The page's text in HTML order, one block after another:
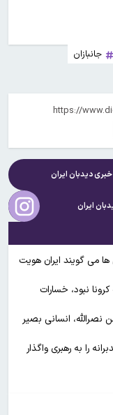
جانبازان
خبریدیدبان ایران
ایران
می گویند ایران هویت
نبود، خسارات
انسانی بصیر
را به رهبری واگذار